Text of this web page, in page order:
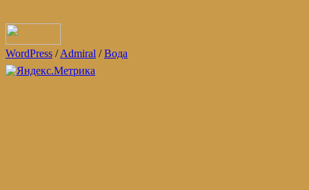
WordPress /Admiral /Вода